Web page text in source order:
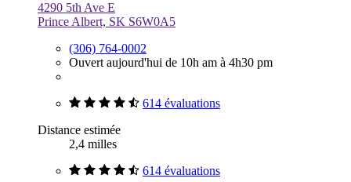
4290 5th Ave E
Prince Albert, SK S6W0A5
(306) 764-0002
Ouvert aujourd'hui de 10h am à 4h30 pm
614 évaluations
Distance estimée
2,4 milles
614 évaluations